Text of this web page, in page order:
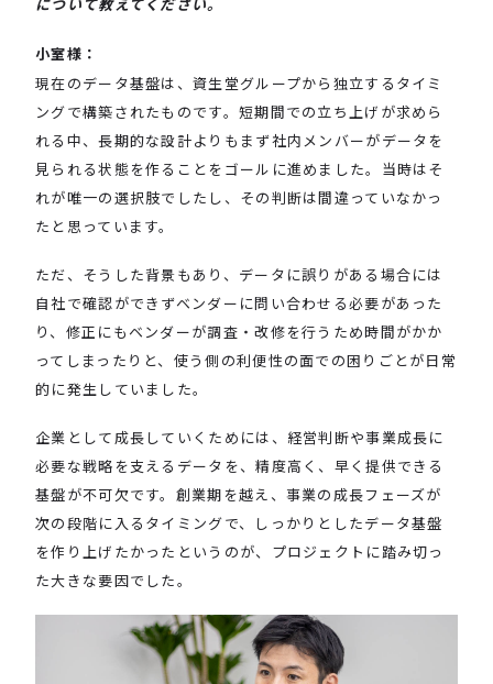
について教えてください。
小室様：
現在のデータ基盤は、資生堂グループから独立するタイミ
ングで構築されたものです。短期間での立ち上げが求めら
れる中、長期的な設計よりもまず社内メンバーがデータを
見られる状態を作ることをゴールに進めました。当時はそ
れが唯一の選択肢でしたし、その判断は間違っていなかっ
たと思っています。
ただ、そうした背景もあり、データに誤りがある場合には
自社で確認ができずベンダーに問い合わせる必要があった
り、修正にもベンダーが調査・改修を行うため時間がかか
ってしまったりと、使う側の利便性の面での困りごとが日常
的に発生していました。
企業として成長していくためには、経営判断や事業成長に
必要な戦略を支えるデータを、精度高く、早く提供できる
基盤が不可欠です。創業期を越え、事業の成長フェーズが
次の段階に入るタイミングで、しっかりとしたデータ基盤
を作り上げたかったというのが、プロジェクトに踏み切っ
た大きな要因でした。